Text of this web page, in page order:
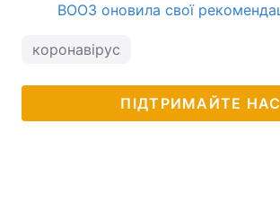
ВООЗ оновила свої
коронавірус
ПІДТРИМАЙТЕ НАС